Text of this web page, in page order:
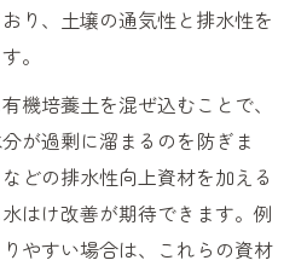
土の実践知識
で役立つ有機培養土活用法
の特徴と有機培養土の関係
腐れリスクを下げるポイン
り、土壌の通気性と排水性を
。
機培養土を混ぜ込むことで、
が過剰に溜まるのを防ぎま
どの排水性向上資材を加える
はけ改善が期待できます。例
やすい場合は、これらの資材